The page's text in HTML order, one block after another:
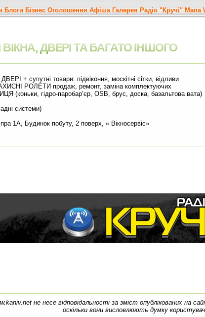
Блоги Бізнес Оголошення Афіша Галерея Радіо "Кручі" Мапа
ДВЕРІ ТА БАГАТО ІНШОГО
+ супутні товари: підвіконня, москітні сітки, відливи
РОЛЕТИ продаж, ремонт, заміна комплектуючих
гідро-паробар’єр, OSB, брус, доска, базальтова вата)
системи)
1А, Будинок побуту, 2 поверх, « Вікносервіс»
не несе відповідальності за зміст опублікованих на
оскільки вони висловлюють думку